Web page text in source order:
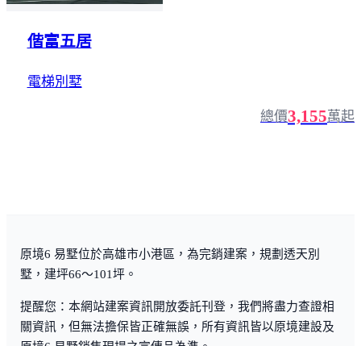
偕富五居
電梯別墅
總價3,155萬起
原境6 易墅位於高雄市小港區，為完銷建案，規劃透天別
墅，建坪66～101坪。
提醒您：本網站建案資訊開放委託刊登，我們將盡力查證相
關資訊，但無法擔保皆正確無誤，所有資訊皆以原境建設及